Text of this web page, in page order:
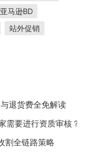
亚马逊BD
站外促销
退货费全免解读
需要进行资质审核？
割全链路策略